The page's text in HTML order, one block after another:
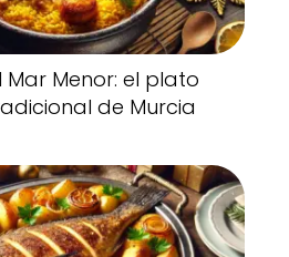
Menor: el plato
de Murcia